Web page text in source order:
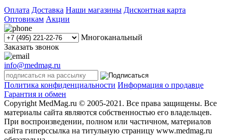
Оплата Доставка Наши магазины Дисконтная карта
Оптовикам Акции
Многоканальный
Заказать звонок
info@medmag.ru
Политика конфиденциальности Информация о продавце
Гарантия и обмен
Copyright MedMag.ru © 2005-2021. Все права защищены. Все
материалы сайта являются собственностью его владельцев.
При воспроизведении, полном или частичном, материалов
сайта гиперссылка на титульную страницу www.medmag.ru